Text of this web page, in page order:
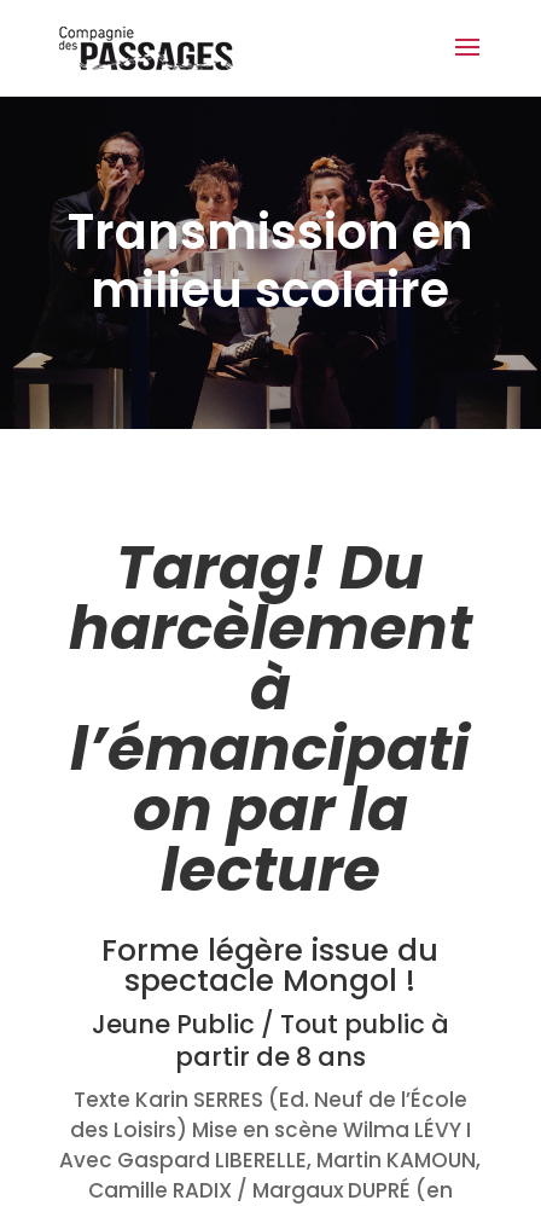
Transmission en
milieu scolaire
Tarag! Du
harcèlement
à
l’émancipati
on par la
lecture
Forme légère issue du
spectacle Mongol !
Jeune Public / Tout public à
partir de 8 ans
Texte Karin SERRES (Ed. Neuf de l’École
des Loisirs) Mise en scène Wilma LÉVY I
Avec Gaspard LIBERELLE, Martin KAMOUN,
Camille RADIX / Margaux DUPRÉ (en